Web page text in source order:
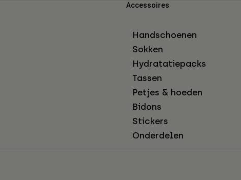
Accessoires
Handschoenen
Sokken
Hydratatiepacks
Tassen
Petjes & hoeden
Bidons
Stickers
Onderdelen